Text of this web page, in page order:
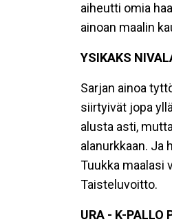
aiheutti omia
ainoan maalin
YSIKAKS
Sarjan ainoa
siirtyivät jopa
alusta asti,
alanurkkaan. Ja
Tuukka maalasi
Taisteluvoitto.
URA - K-PALLO